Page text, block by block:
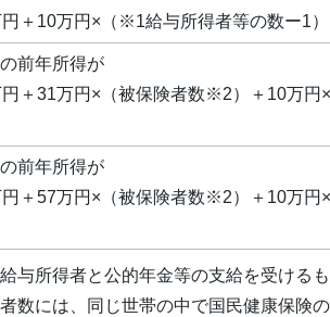
＋10万円×（※1給与所得者等の数ー1）
前年所得が
＋31万円×（被保険者数※2）＋10万
前年所得が
＋57万円×（被保険者数※2）＋10万
与所得者と公的年金等の支給を受ける
数には、同じ世帯の中で国民健康保険